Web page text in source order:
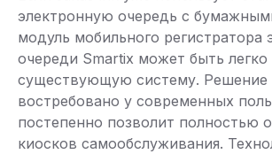
электронную очередь с
модуль мобильного регистратора
очереди Smartix может быть легко
существующую систему. Решение
востребовано у современных
постепенно позволит полностью
киосков самообслуживания.